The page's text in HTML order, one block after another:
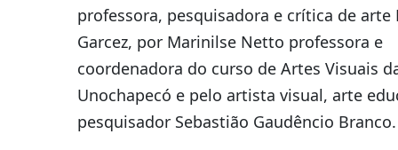
professora, pesquisadora e crítica de arte
Garcez, por Marinilse Netto professora e
coordenadora do curso de Artes Visuais
Unochapecó e pelo artista visual, arte
pesquisador Sebastião Gaudêncio Branco.